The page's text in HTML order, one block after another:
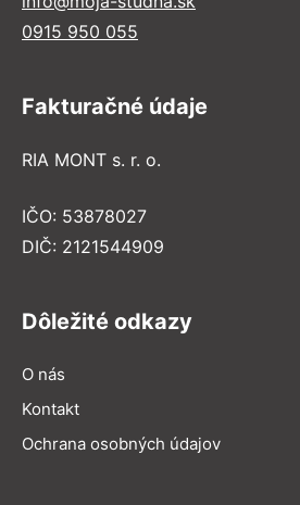
0915 950 055
Fakturačné údaje
RIA MONT s. r. o.
IČO: 53878027
DIČ: 2121544909
Dôležité odkazy
O nás
Kontakt
Ochrana osobných údajov